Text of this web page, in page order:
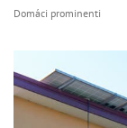
Domáci prominenti